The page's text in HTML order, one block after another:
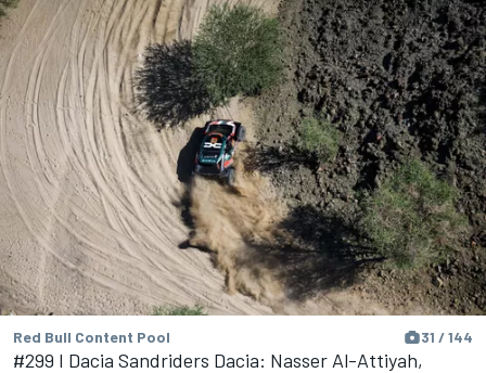
Red Bull Content Pool 31 / 144
#299 I Dacia Sandriders Dacia: Nasser Al-Attiyah,